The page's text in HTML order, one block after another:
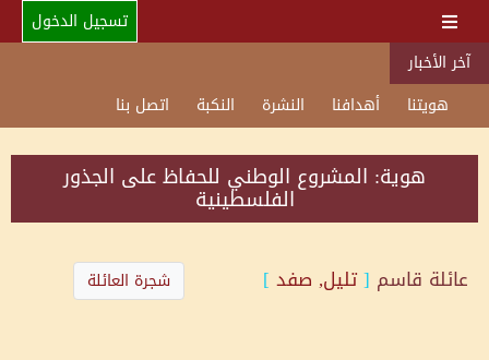
تسجيل الدخول
آخر الأخبار
هويتنا
أهدافنا النشرة النكبة اتصل بنا
هوية: المشروع الوطني للحفاظ على الجذور
الفلسطينية
عائلة قاسم [تليل, صفد ] شجرة العائلة